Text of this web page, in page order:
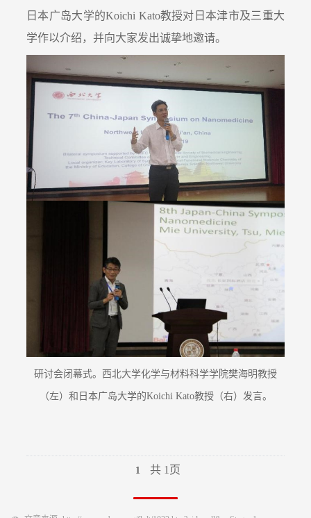
日本广岛大学的Koichi Kato教授对日本津市及三重大
学作以介绍，并向大家发出诚挚地邀请。
研讨会闭幕式。西北大学化学与材料科学学院樊海明教授
（左）和日本广岛大学的Koichi Kato教授（右）发言。
1 共 1页